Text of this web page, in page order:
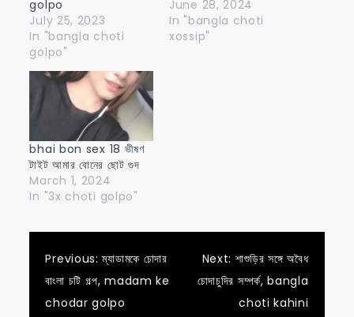
golpo
July 25, 2023
In "bangla choti
golpo"
June 28, 2024
In "bangla choti
xossip"
bhai bon sex 18 ভীষণ
টাইট আমার বোনের ছোট গুদ
March 1, 2024
In "3x choti golpo"
Post
navigation
Previous: ম্যাডামকে চোদার
বাংলা চটি গল্প, madam ke
chodar golpo
Next: শাশুড়ির সঙ্গে অবৈধ
চোদাচুদির সম্পর্ক, bangla
choti kahini